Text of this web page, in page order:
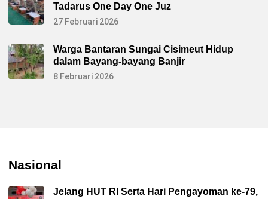
Tadarus One Day One Juz
27 Februari 2026
Warga Bantaran Sungai Cisimeut Hidup
dalam Bayang-bayang Banjir
8 Februari 2026
Nasional
Jelang HUT RI Serta Hari Pengayoman ke-79,